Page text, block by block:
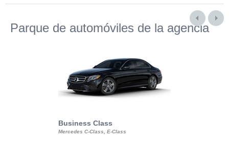
Parque de automóviles de la agencia
Business Class
Mercedes C-Class, E-Class